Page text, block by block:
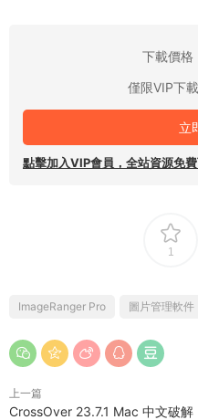
下載價格
僅限VIP下載
立
點擊加入VIP會員，全站資源免
1
ImageRanger Pro 圖片管理軟件
上一篇
CrossOver 23.7.1 Mac 中文破解